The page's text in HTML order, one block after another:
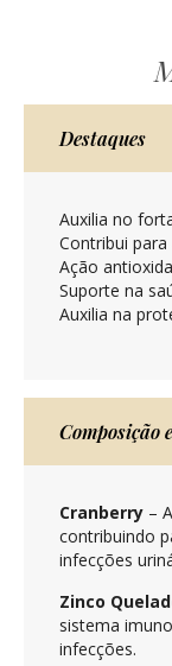
Destaques
Auxilia no
Contribui
Ação
Suporte na
Auxilia na
Composição
Cranberry –
contribuindo
infecções
Zinco
sistema
infecções.